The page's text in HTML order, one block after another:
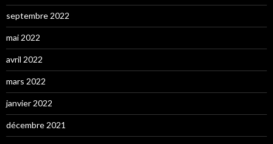
septembre 2022
mai 2022
avril 2022
mars 2022
janvier 2022
décembre 2021